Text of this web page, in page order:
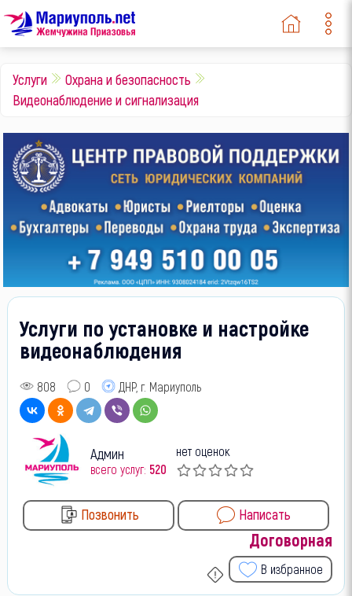
Услуги
Охрана и безопасность
Видеонаблюдение и сигнализация
Услуги по установке и настройке
видеонаблюдения
808 0 ДНР, г. Мариуполь
Админ
всего услуг: 520
нет оценок
Позвонить Написать
Договорная
В избранное